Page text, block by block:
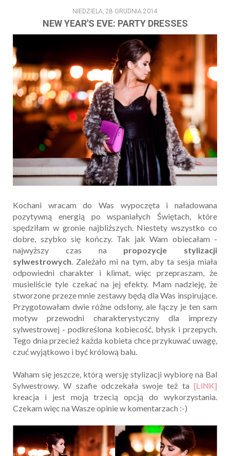
NIEDZIELA, 28 GRUDNIA 2014
NEW YEAR'S EVE: PARTY DRESSES
Kochani wracam do Was wypoczęta i naładowana
pozytywną energią po wspaniałych Świętach, które
spędziłam w gronie najbliższych. Niestety wszystko co
dobre, szybko się kończy. Tak jak Wam obiecałam -
najwyższy czas na propozycje stylizacji
sylwestrowych. Zależało mi na tym, aby ta sesja miała
odpowiedni charakter i klimat, więc przepraszam, że
musieliście tyle czekać na jej efekty. Mam nadzieję, że
stworzone przeze mnie zestawy będą dla Was inspirujące.
Przygotowałam dwie różne odsłony, ale łączy je ten sam
motyw przewodni charakterystyczny dla imprezy
sylwestrowej - podkreślona kobiecość, błysk i przepych.
Tego dnia przecież każda kobieta chce przykuwać uwagę,
czuć wyjątkowo i być królową balu.
Waham się jeszcze, którą wersję stylizacji wybiorę na Bal
Sylwestrowy. W szafie odczekała swoje też ta [LINK]
kreacja i jest moją trzecią opcją do wykorzystania.
Czekam więc na Wasze opinie w komentarzach :-)